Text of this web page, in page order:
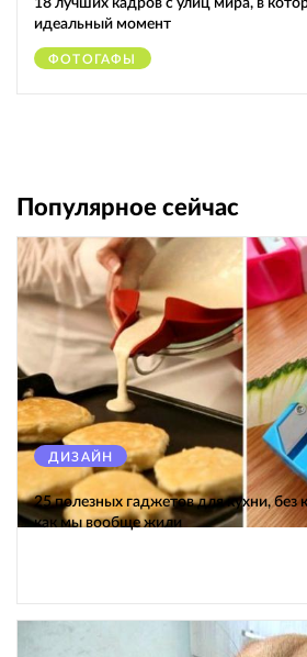
идеальный момент
ФОТОГАФЫ
Популярное сейчас
ДИЗАЙН
25 полезных гаджетов для кухни, без
как мы вообще жили